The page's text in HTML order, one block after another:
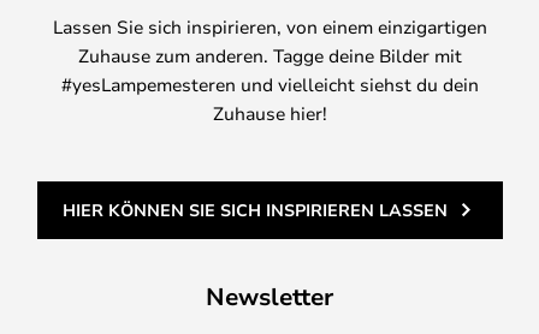
Lassen Sie sich inspirieren, von einem einzigartigen
Zuhause zum anderen. Tagge deine Bilder mit
#yesLampemesteren und vielleicht siehst du dein
Zuhause hier!
HIER KÖNNEN SIE SICH INSPIRIEREN LASSEN
Newsletter